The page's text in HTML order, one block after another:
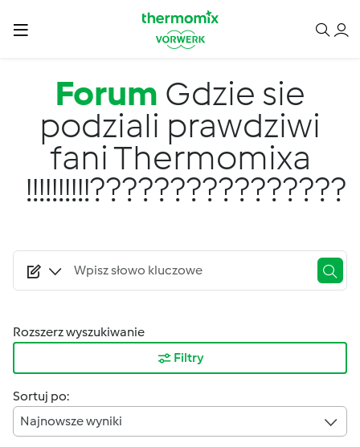
Forum Gdzie sie
podziali prawdziwi
fani Thermomixa
!!!!!!!!!!????????????????
Rozszerz wyszukiwanie
Filtry
Sortuj po:
Najnowsze wyniki